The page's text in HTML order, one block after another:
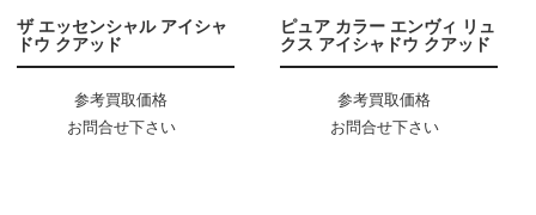
ザ エッセンシャル アイシャ
ドウ クアッド
参考買取価格
お問合せ下さい
ピュア カラー エンヴィ リュ
クス アイシャドウ クアッド
参考買取価格
お問合せ下さい